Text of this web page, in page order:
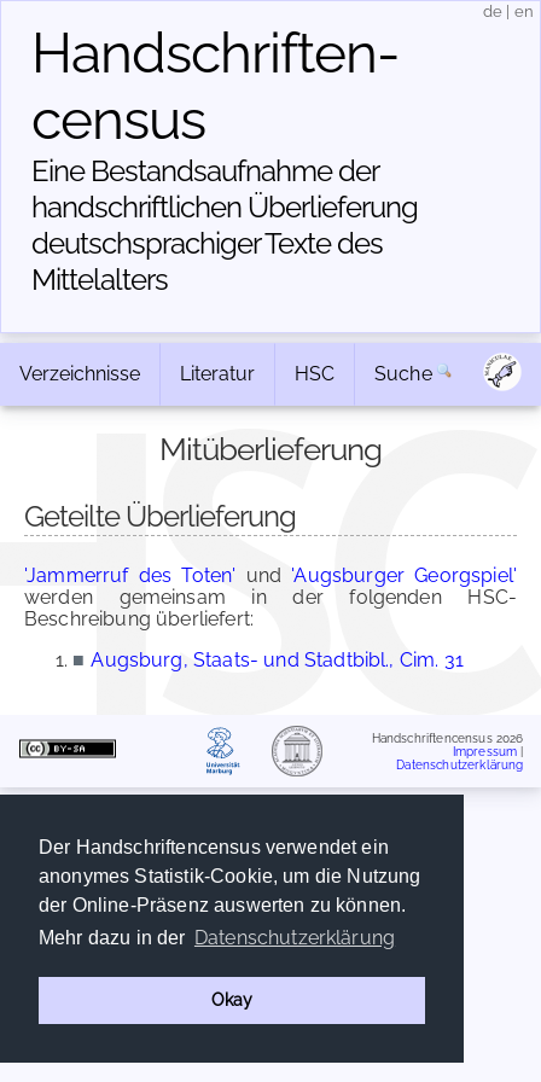
Der Handschriftencensus verwendet ein
anonymes Statistik-Cookie, um die Nutzung
der Online-Präsenz auswerten zu können.
Mehr dazu in der Datenschutzerklärung
Okay
Handschriften­
census
Eine Bestandsaufnahme der
handschriftlichen Über­lieferung
deutschsprachiger Texte des
Mittelalters
de en
Verzeichnisse Literatur HSC Suche
Mitüberlieferung
Geteilte Überlieferung
'Jammerruf des Toten' und 'Augsburger Georgspiel'
werden gemeinsam in der folgenden HSC-
Beschreibung überliefert:
■ Augsburg, Staats- und Stadtbibl., Cim. 31
Handschriftencensus 2026
Impressum
Datenschutzerklärung